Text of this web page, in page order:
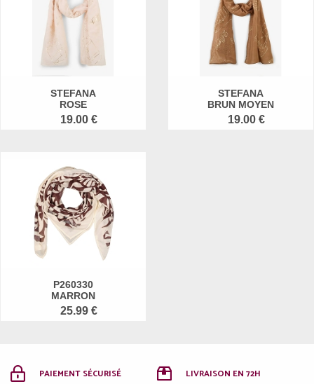
STEFANA
ROSE
19.00 €
STEFANA
BRUN MOYEN
19.00 €
P260330
MARRON
25.99 €
PAIEMENT SÉCURISÉ LIVRAISON EN 72H